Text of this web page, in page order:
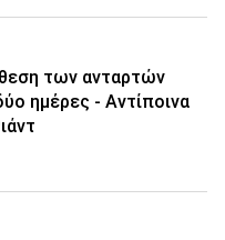
των ανταρτών
ημέρες - Αντίποινα